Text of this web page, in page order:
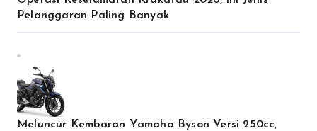
Pelanggaran Paling Banyak
Meluncur Kembaran Yamaha Byson Versi 250cc,